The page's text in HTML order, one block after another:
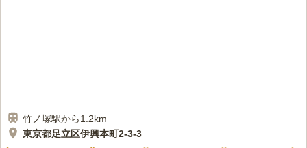
竹ノ塚駅から1.2km
東京都足立区伊興本町2-3-3